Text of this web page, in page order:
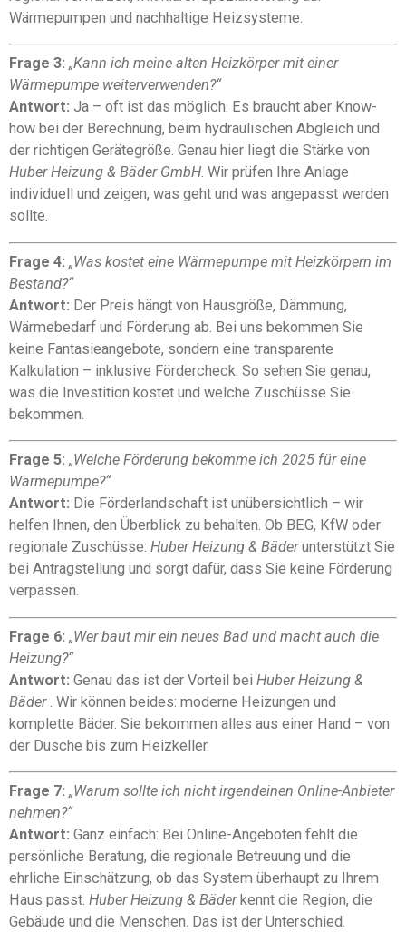
Wärmepumpen und nachhaltige Heizsysteme.
Frage 3: „Kann ich meine alten Heizkörper mit einer
Wärmepumpe weiterverwenden?“
Antwort: Ja – oft ist das möglich. Es braucht aber Know-
how bei der Berechnung, beim hydraulischen Abgleich und
der richtigen Gerätegröße. Genau hier liegt die Stärke von
Huber Heizung & Bäder GmbH. Wir prüfen Ihre Anlage
individuell und zeigen, was geht und was angepasst werden
sollte.
Frage 4: „Was kostet eine Wärmepumpe mit Heizkörpern im
Bestand?“
Antwort: Der Preis hängt von Hausgröße, Dämmung,
Wärmebedarf und Förderung ab. Bei uns bekommen Sie
keine Fantasieangebote, sondern eine transparente
Kalkulation – inklusive Fördercheck. So sehen Sie genau,
was die Investition kostet und welche Zuschüsse Sie
bekommen.
Frage 5: „Welche Förderung bekomme ich 2025 für eine
Wärmepumpe?“
Antwort: Die Förderlandschaft ist unübersichtlich – wir
helfen Ihnen, den Überblick zu behalten. Ob BEG, KfW oder
regionale Zuschüsse: Huber Heizung & Bäderunterstützt Sie
bei Antragstellung und sorgt dafür, dass Sie keine Förderung
verpassen.
Frage 6: „Wer baut mir ein neues Bad und macht auch die
Heizung?“
Antwort: Genau das ist der Vorteil bei Huber Heizung &
Bäder . Wir können beides: moderne Heizungen und
komplette Bäder. Sie bekommen alles aus einer Hand – von
der Dusche bis zum Heizkeller.
Frage 7: „Warum sollte ich nicht irgendeinen Online-Anbieter
nehmen?“
Antwort: Ganz einfach: Bei Online-Angeboten fehlt die
persönliche Beratung, die regionale Betreuung und die
ehrliche Einschätzung, ob das System überhaupt zu Ihrem
Haus passt. Huber Heizung & Bäder kennt die Region, die
Gebäude und die Menschen. Das ist der Unterschied.